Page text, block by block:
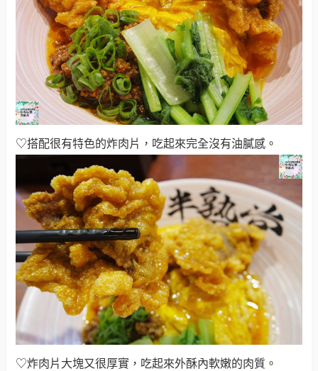
♡搭配很有特色的炸肉片，吃起來完全沒有油膩感 。
♡炸肉片大塊又很厚實，吃起來外酥內軟嫩的肉質 。